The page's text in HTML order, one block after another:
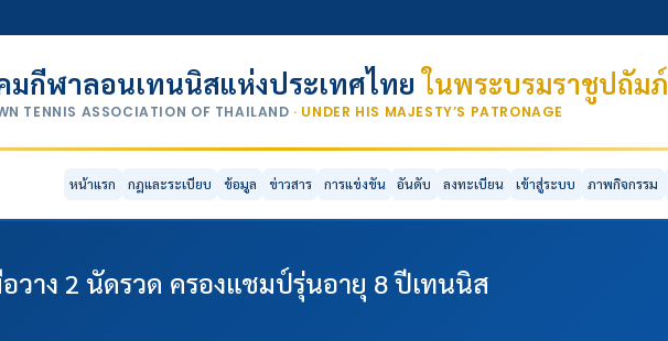
มกีฬาลอนเทนนิสแห่งประเทศไทยในพระบรมราชูปถัมภ์
TENNIS ASSOCIATION OF THAILAND · UNDER HIS MAJESTY’S PATRONAGE
หน้าแรก กฎและระเบียบ ข้อมูล ข่าวสาร การแข่งขัน อันดับ ลงทะเบียน เข้าสู่ระบบ ภาพกิจกรรม
าง 2 นัดรวด ครองแชมป์รุ่นอายุ 8 ปีเทนนิส